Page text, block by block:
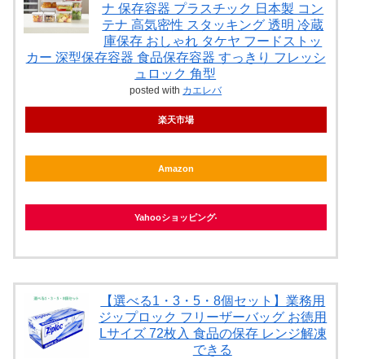
ナ 保存容器 プラスチック 日本製 コン
テナ 高気密性 スタッキング 透明 冷蔵
庫保存 おしゃれ タケヤ フードストッ
カー 深型保存容器 食品保存容器 すっきり フレッシ
ュロック 角型
posted with カエレバ
楽天市場
Amazon
Yahooショッピング
【選べる1・3・5・8個セット】業務用
ジップロック フリーザーバッグ お徳用
Lサイズ 72枚入 食品の保存 レンジ解凍
できる